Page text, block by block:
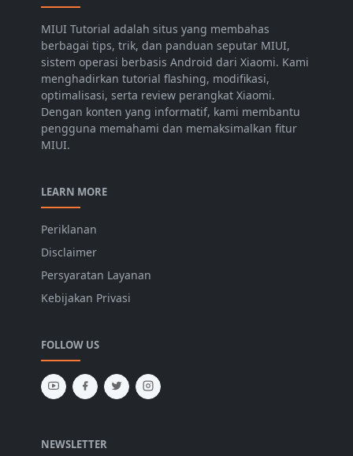
MIUI Tutorial adalah situs yang membahas
berbagai tips, trik, dan panduan seputar MIUI,
sistem operasi berbasis Android dari Xiaomi. Kami
menghadirkan tutorial flashing, modifikasi,
optimalisasi, serta review perangkat Xiaomi.
Dengan konten yang informatif, kami membantu
pengguna memahami dan memaksimalkan fitur
MIUI.
LEARN MORE
Periklanan
Disclaimer
Persyaratan Layanan
Kebijakan Privasi
FOLLOW US
NEWSLETTER